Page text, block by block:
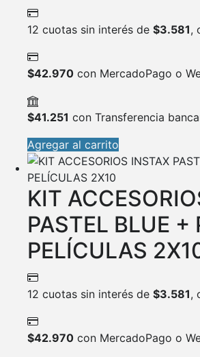
12 cuotas sin interés de $3.581,
$42.970 con MercadoPago o
$41.251 con Transferencia
Agregar al carrito
KIT
PASTEL BLUE +
PELÍCULAS
12 cuotas sin interés de $3.581,
$42.970 con MercadoPago o